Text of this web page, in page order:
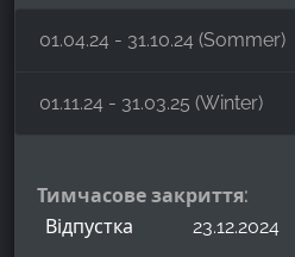
01.04.24 - 31.10.24 (Sommer)
01.11.24 - 31.03.25 (Winter)
Тимчасове закриття:
Відпустка
23.12.2024